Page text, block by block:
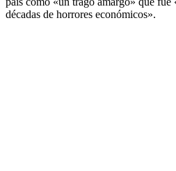
décadas de horrores económicos».